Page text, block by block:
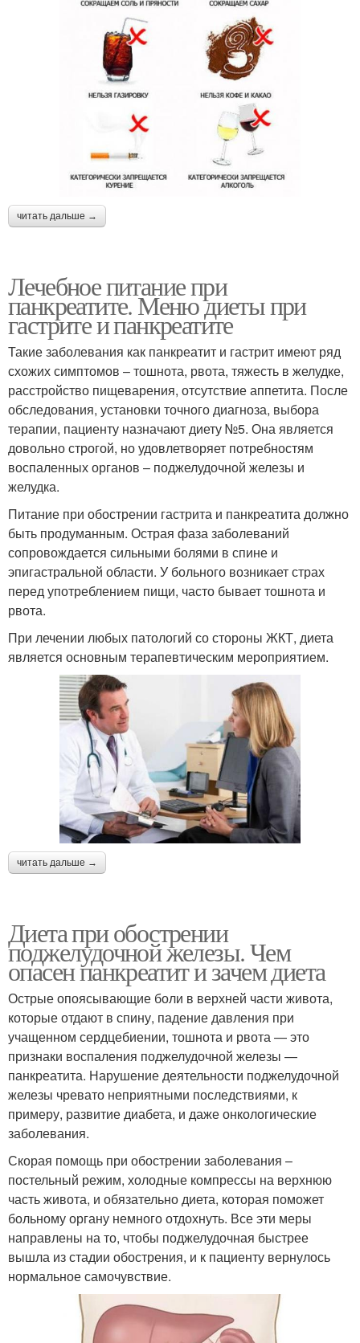
читать дальше →
Лечебное питание при
панкреатите. Меню диеты при
гастрите и панкреатите
Такие заболевания как панкреатит и гастрит имеют ряд
схожих симптомов – тошнота, рвота, тяжесть в желудке,
расстройство пищеварения, отсутствие аппетита. После
обследования, установки точного диагноза, выбора
терапии, пациенту назначают диету №5. Она является
довольно строгой, но удовлетворяет потребностям
воспаленных органов – поджелудочной железы и
желудка.
Питание при обострении гастрита и панкреатита должно
быть продуманным. Острая фаза заболеваний
сопровождается сильными болями в спине и
эпигастральной области. У больного возникает страх
перед употреблением пищи, часто бывает тошнота и
рвота.
При лечении любых патологий со стороны ЖКТ, диета
является основным терапевтическим мероприятием.
читать дальше →
Диета при обострении
поджелудочной железы. Чем
опасен панкреатит и зачем диета
Острые опоясывающие боли в верхней части живота,
которые отдают в спину, падение давления при
учащенном сердцебиении, тошнота и рвота — это
признаки воспаления поджелудочной железы —
панкреатита. Нарушение деятельности поджелудочной
железы чревато неприятными последствиями, к
примеру, развитие диабета, и даже онкологические
заболевания.
Скорая помощь при обострении заболевания –
постельный режим, холодные компрессы на верхнюю
часть живота, и обязательно диета, которая поможет
больному органу немного отдохнуть. Все эти меры
направлены на то, чтобы поджелудочная быстрее
вышла из стадии обострения, и к пациенту вернулось
нормальное самочувствие.